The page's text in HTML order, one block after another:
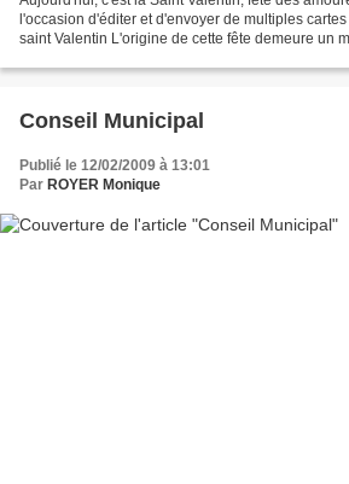
l'occasion d'éditer et d'envoyer de multiples
saint Valentin L'origine de cette fête demeure un
Conseil Municipal
Publié le 12/02/2009 à 13:01
Par ROYER Monique